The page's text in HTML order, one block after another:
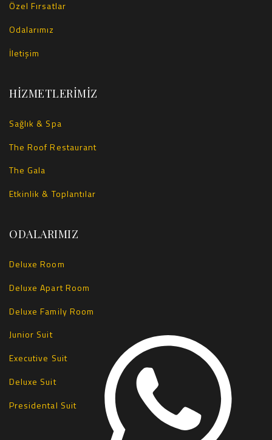
Özel Fırsatlar
Odalarımız
İletişim
HİZMETLERİMİZ
Sağlık & Spa
The Roof Restaurant
The Gala
Etkinlik & Toplantılar
ODALARIMIZ
Deluxe Room
Deluxe Apart Room
Deluxe Family Room
Junior Suit
Executive Suit
Deluxe Suit
Presidental Suit